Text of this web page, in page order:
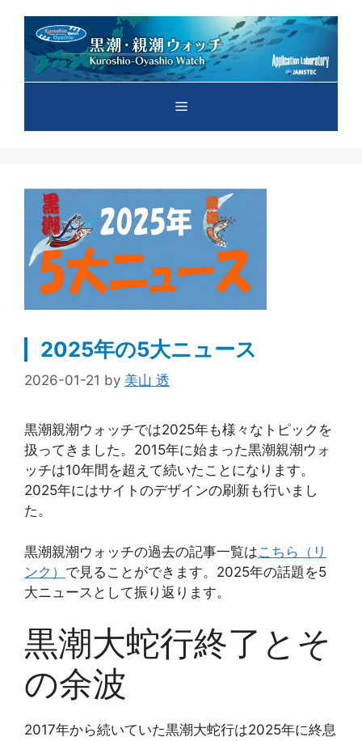
メ
2025年の5大ニュース
2026-01-21 by 美山 透
黒潮親潮ウォッチでは2025年も様々なトピックを
扱ってきました。2015年に始まった黒潮親潮ウォ
ッチは10年間を超えて続いたことになります。
2025年にはサイトのデザインの刷新も行いまし
た。
黒潮親潮ウォッチの過去の記事一覧はこちら（リ
ンク） で見ることができます。2025年の話題を5
大ニュースとして振り返ります。
黒潮大蛇行終了とそ
の余波
2017年から続いていた黒潮大蛇行は2025年に終息